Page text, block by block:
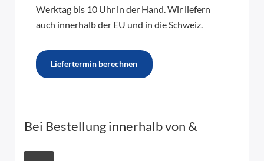
Werktag bis 10 Uhr in der Hand. Wir liefern
auch innerhalb der EU und in die Schweiz.
Liefertermin berechnen
Bei Bestellung innerhalb von &